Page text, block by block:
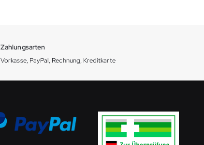
Zahlungsarten
Vorkasse, PayPal, Rechnung, Kreditkarte